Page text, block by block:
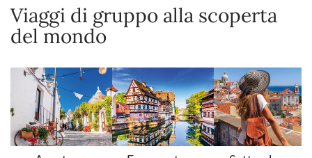
Viaggi di gruppo alla scoperta
del mondo